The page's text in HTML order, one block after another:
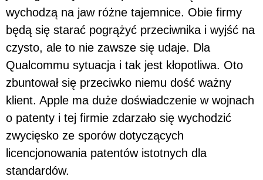
wychodzą na jaw różne tajemnice. Obie firmy
będą się starać pogrążyć przeciwnika i wyjść na
czysto, ale to nie zawsze się udaje. Dla
Qualcommu sytuacja i tak jest kłopotliwa. Oto
zbuntował się przeciwko niemu dość ważny
klient. Apple ma duże doświadczenie w wojnach
o patenty i tej firmie zdarzało się wychodzić
zwycięsko ze sporów dotyczących
licencjonowania patentów istotnych dla
standardów.